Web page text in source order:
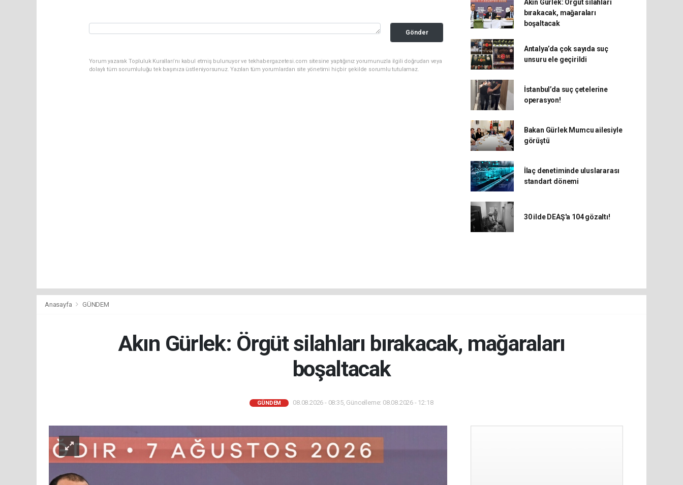
Gönder
Yorum yazarak Topluluk Kuralları’nı kabul etmiş bulunuyor ve tekhabergazetesi.com sitesine yaptığınız yorumunuzla ilgili doğrudan veya
dolaylı tüm sorumluluğu tek başınıza üstleniyorsunuz. Yazılan tüm yorumlardan site yönetimi hiçbir şekilde sorumlu tutulamaz.
Akın Gürlek: Örgüt silahları
bırakacak, mağaraları
boşaltacak
Antalya’da çok sayıda suç
unsuru ele geçirildi
İstanbul’da suç çetelerine
operasyon!
Bakan Gürlek Mumcu ailesiyle
görüştü
İlaç denetiminde uluslararası
standart dönemi
30 ilde DEAŞ'a 104 gözaltı!
Anasayfa GÜNDEM
Akın Gürlek: Örgüt silahları bırakacak, mağaraları
boşaltacak
GÜNDEM 08.08.2026 - 08:35, Güncelleme: 08.08.2026 - 12:18